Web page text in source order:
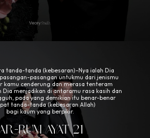
tanda-tanda (kebesaran)-Nya ialah Dia
pasangan untukmu dari jenismu
kamu cenderung dan merasa tenteram
Dia menjadikan di antaramu rasa kasih dan
pada yang demikian itu benar-benar
tanda-tanda (kebesaran Allah)
bagi kaum yang berpikir.
RUM AYAT 21